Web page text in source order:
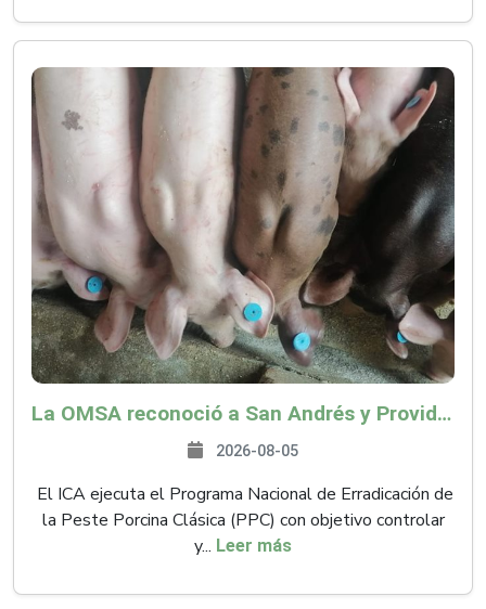
La OMSA reconoció a San Andrés y Providencia como zona libre de Peste Porcina Clásica (PPC)
2026-08-05
El ICA ejecuta el Programa Nacional de Erradicación de
la Peste Porcina Clásica (PPC) con objetivo controlar
y... Leer más